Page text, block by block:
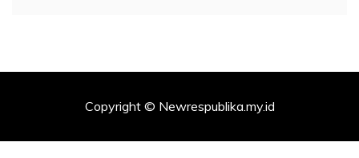
Copyright © Newrespublika.my.id